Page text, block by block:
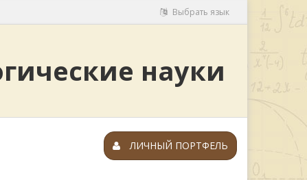
Выбрать язык
науки
ЛИЧНЫЙ ПОРТФЕЛЬ